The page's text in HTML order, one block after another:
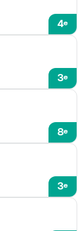
4e
3e
8e
3e